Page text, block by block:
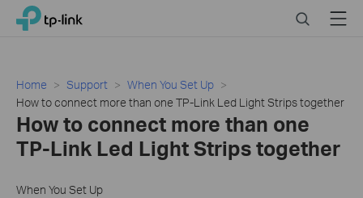
Click
navigation
TP-Link, Reliably Smart SearchMenu
Home Support
When You Set Up
How to connect more than one TP-Link Led Light Strips together
How to connect more than one
TP-Link Led Light Strips together
When You Set Up